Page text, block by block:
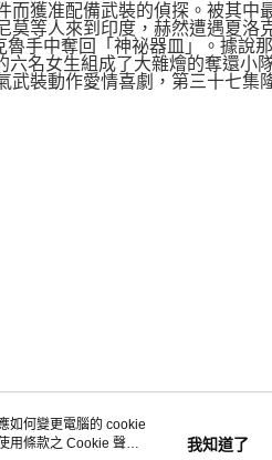
而獲准配備武裝的偵探。被其中
莫等人來到印度，赫然遭遇夏
手中奪回「神祕器皿」。據說
名女生組成了大雜燴的奪還小
裝動作愛情喜劇，第三十七集
如何變更電腦的 cookie
用條款之 Cookie 聲明
我知道了